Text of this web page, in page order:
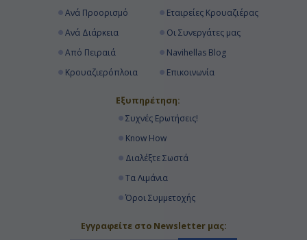
Ανά Προορισμό
Ανά Διάρκεια
Από Πειραιά
Κρουαζιερόπλοια
Εταιρείες Κρουαζιέρας
Οι Συνεργάτες μας
Navihellas Blog
Επικοινωνία
Εξυπηρέτηση:
Συχνές Ερωτήσεις!
Know How
Διαλέξτε Σωστά
Τα Λιμάνια
Όροι Συμμετοχής
Εγγραφείτε στο Newsletter μας: